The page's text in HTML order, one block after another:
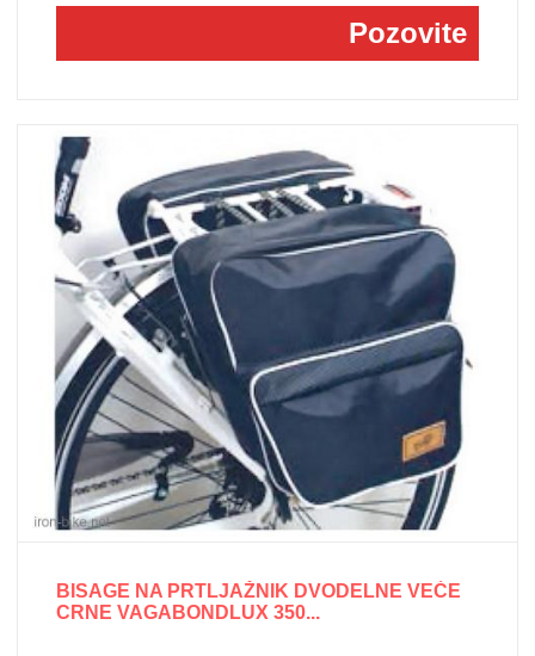
Pozovite
BISAGE NA PRTLJAŽNIK DVODELNE VEĆE
CRNE VAGABONDLUX 350...